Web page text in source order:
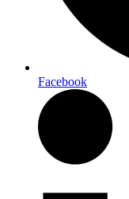
Facebook